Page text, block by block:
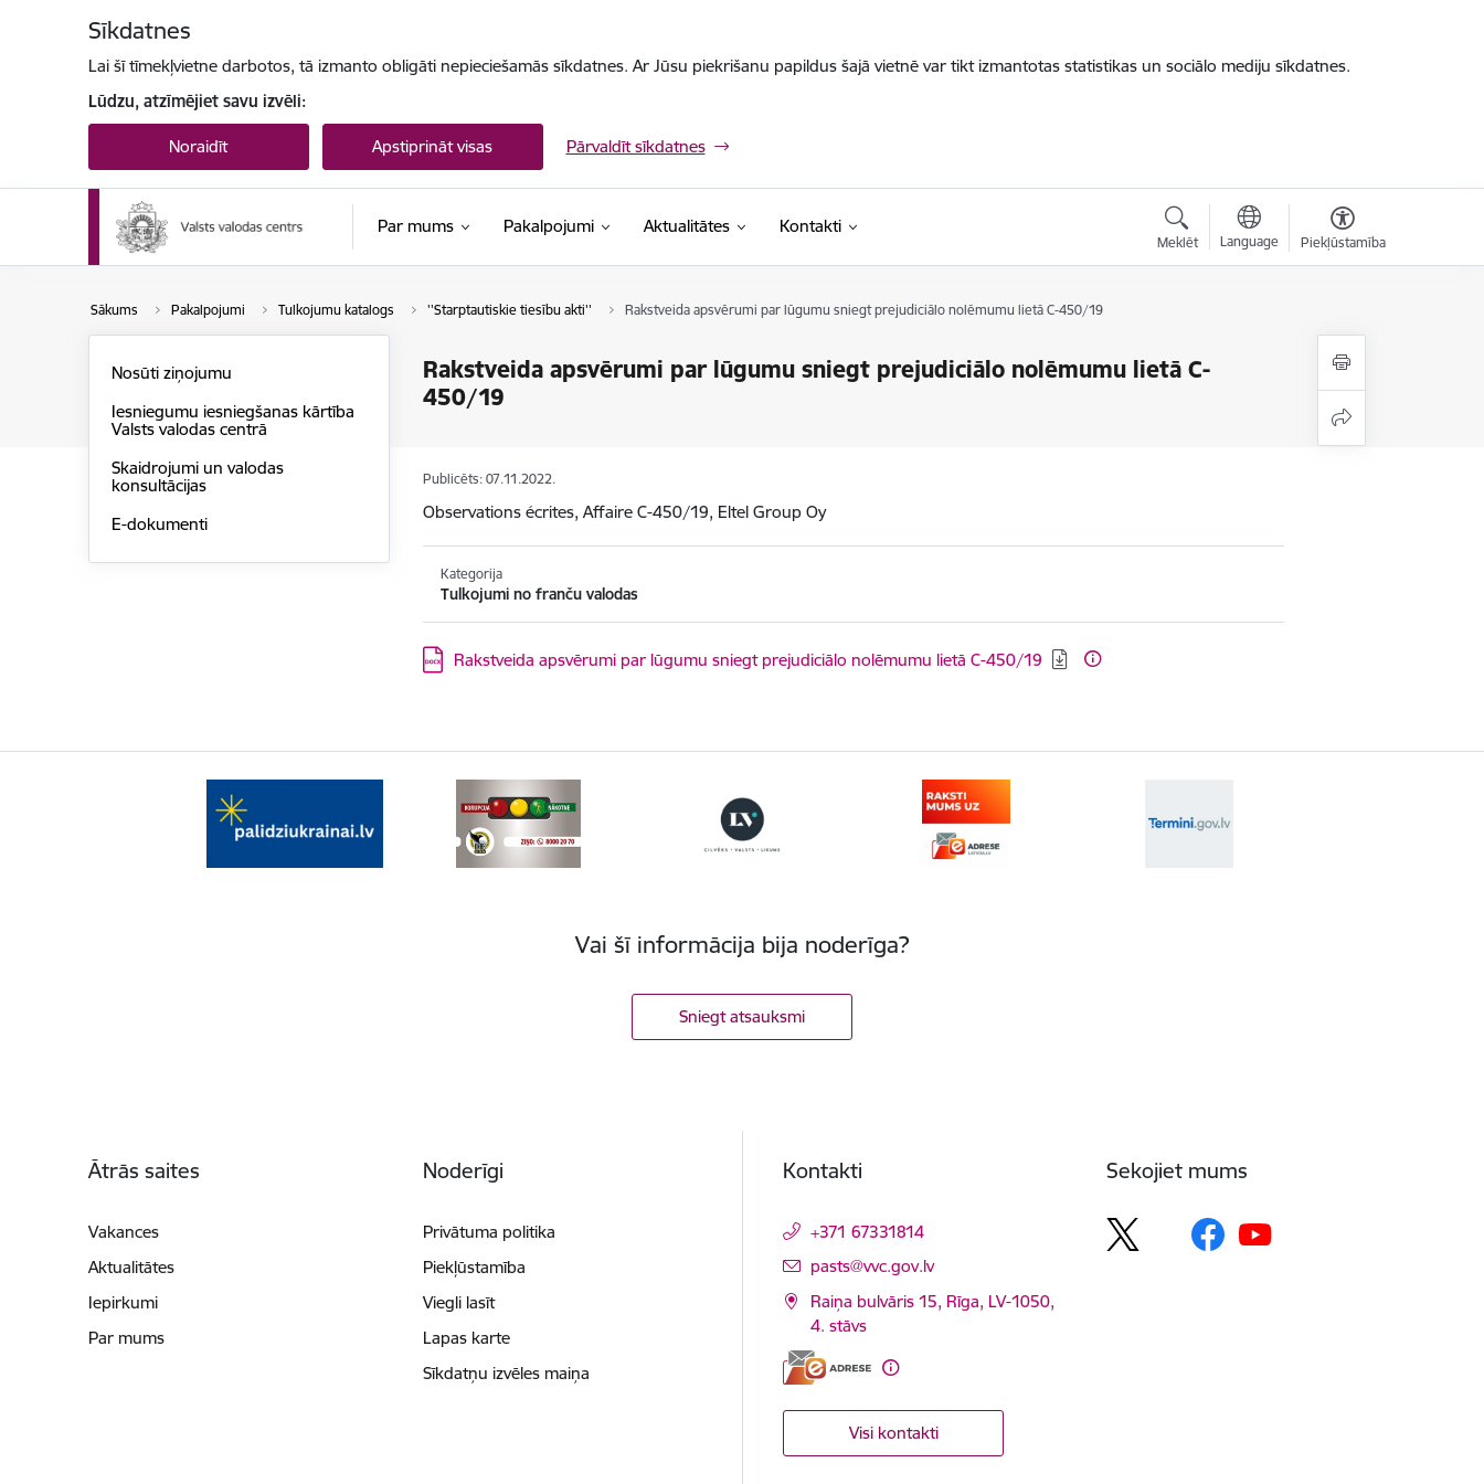
Sīkdatnes
Lai šī tīmekļvietne darbotos, tā izmanto obligāti nepieciešamās sīkdatnes. Ar Jūsu piekrišanu papildus šajā vietnē var tikt izmantotas statistikas un sociālo mediju sīkdatnes.
Lūdzu, atzīmējiet savu izvēli:
Noraidīt Apstiprināt visas Pārvaldīt sīkdatnes
Par mums Pakalpojumi Aktualitātes Kontakti
Meklēt Language Piekļūstamība
Sākums Pakalpojumi Tulkojumu katalogs ''Starptautiskie tiesību akti'' Rakstveida apsvērumi par lūgumu sniegt prejudiciālo nolēmumu lietā C-450/19
Rakstveida apsvērumi par lūgumu sniegt prejudiciālo nolēmumu lietā C-
450/19
Nosūti ziņojumu
Iesniegumu iesniegšanas kārtība
Valsts valodas centrā
Skaidrojumi un valodas
konsultācijas
E-dokumenti
Publicēts: 07.11.2022.
Observations écrites, Affaire C-450/19, Eltel Group Oy
Kategorija
Tulkojumi no franču valodas
Lejupielādēt:
Rakstveida apsvērumi par lūgumu sniegt prejudiciālo nolēmumu lietā C-450/19
Vai šī informācija bija noderīga?
Sniegt atsauksmi
Ātrās saites
Vakances
Aktualitātes
Iepirkumi
Par mums
Noderīgi
Privātuma politika
Piekļūstamība
Viegli lasīt
Lapas karte
Sīkdatņu izvēles maiņa
Kontakti
+371 67331814
E-pasts:
pasts@vvc.gov.lv
Raiņa bulvāris 15, Rīga, LV-1050,
4. stāvs
Visi kontakti
Sekojiet mums